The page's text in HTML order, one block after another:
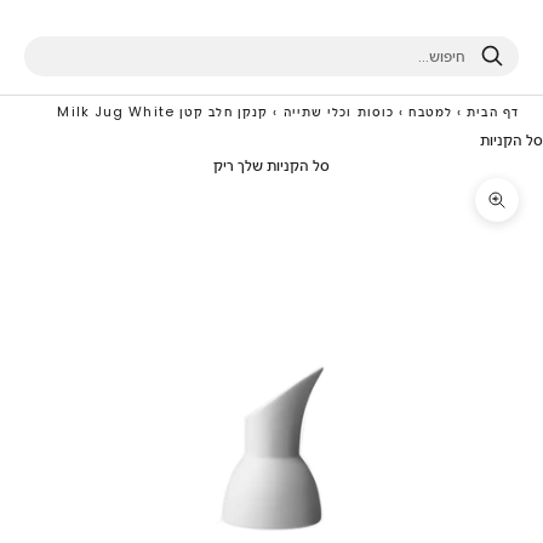
חיפוש
דף הבית › למטבח › כוסות וכלי שתייה › קנקן חלב קטן Milk Jug White
סל הקניות
סל הקניות שלך ריק
תקריב